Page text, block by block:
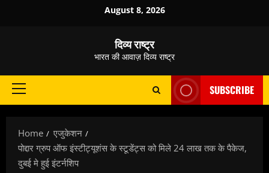
August 8, 2026
दिव्य राष्ट्र
भारत की आवाज़ दिव्य राष्ट्र
Primary
SUBSCRIBE
Home
एजुकेशन
पोद्दार ग्रुप ऑफ इंस्टीट्यूशंस के स्टूडेंट्स को मिले 24 लाख तक के पैकेज,
दुबई मे हुई इंटर्नशिप